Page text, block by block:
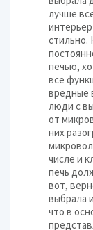
лучше
стильно.
печью,
все
вредные
люди с
от
них
числе и
печь
вот,
выбрала
что в